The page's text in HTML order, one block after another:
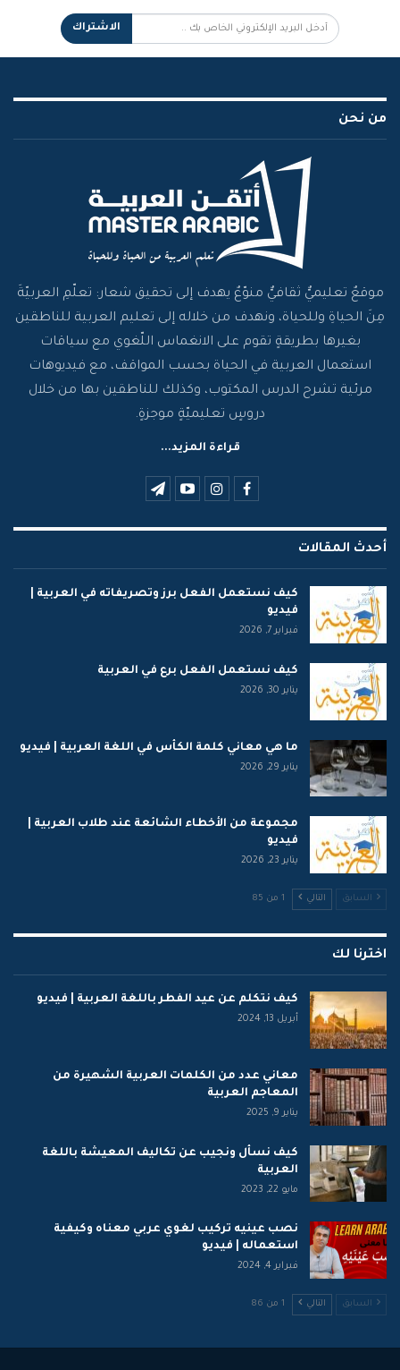
الاشتراك
من نحن
موقعٌ تعليميٌّ ثقافيٌّ منوّعٌ يهدف إلى تحقيق شعار: تعلّمِ العربيّةَ
مِنَ الحياةِ وللحياة، ونهدف من خلاله إلى تعليم العربية للناطقين
بغيرها بطريقةٍ تقوم على الانغماس اللّغوي مع سياقات
استعمال العربية في الحياة بحسب المواقف، مع فيديوهات
مرئية تشرح الدرس المكتوب، وكذلك للناطقين بها من خلال
دروسٍ تعليميّةٍ موجزةٍ.
قراءة المزيد...
أحدث المقالات
كيف نستعمل الفعل برز وتصريفاته في العربية |
فيديو
فبراير 7, 2026
كيف نستعمل الفعل برع في العربية
يناير 30, 2026
ما هي معاني كلمة الكأس في اللغة العربية | فيديو
يناير 29, 2026
مجموعة من الأخطاء الشائعة عند طلاب العربية |
فيديو
يناير 23, 2026
السابق التالي 1 من 85
اخترنا لك
كيف نتكلم عن عيد الفطر باللغة العربية | فيديو
أبريل 13, 2024
معاني عدد من الكلمات العربية الشهيرة من
المعاجم العربية
يناير 9, 2025
كيف نسأل ونجيب عن تكاليف المعيشة باللغة
العربية
مايو 22, 2023
نصب عينيه تركيب لغوي عربي معناه وكيفية
استعماله | فيديو
فبراير 4, 2024
السابق التالي 1 من 86